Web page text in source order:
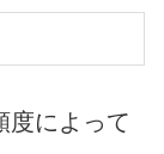
度によって